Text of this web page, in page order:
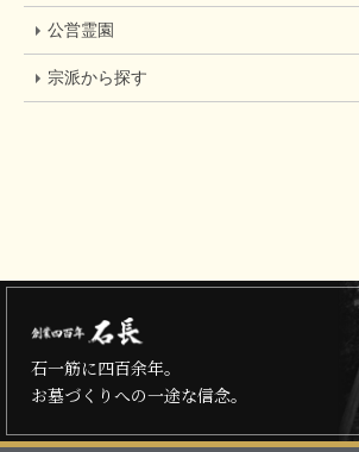
公営霊園
宗派から探す
石一筋に四百余年。
お墓づくりへの一途な信念。